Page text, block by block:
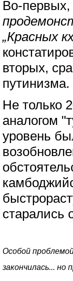
Во-
„Красных
вторых,
путинизма.
Не только
аналогом
уровень
старались
Особой
закончилась... но